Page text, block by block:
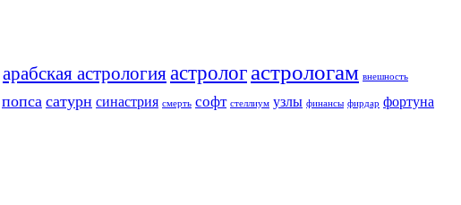
арабская астрологияастролог астрологам внешность
попса сатурн синастрия смерть софт стеллиум узлы финансы фирдар фортуна